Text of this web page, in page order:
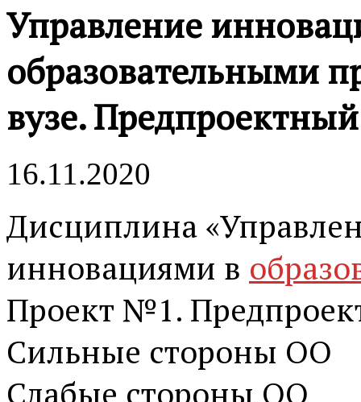
Управление
образовательными
вузе.
16.11.2020
Дисциплина
инновациями в
Проект №1.
Сильные стороны ОО
Слабые стороны ОО